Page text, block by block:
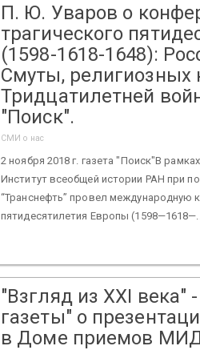
П. Ю. Уваров о
трагического
(1598-1618-1648):
Смуты, религиозных
Тридцатилетней
"Поиск".
СМИ о нас
2 ноября 2018 г. газета "Поиск"В
Институт всеобщей истории РАН при
“Транснефть” провел международную
пятидесятилетия Европы (1598—1618—...
"Взгляд из XXI века"
газеты" о
в Доме приемов